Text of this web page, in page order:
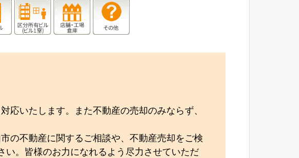
いたします。また不動産の売却のみならず、
の不動産に関するご相談や、不動産売却をご検
。皆様のお力になれるよう尽力させていただ